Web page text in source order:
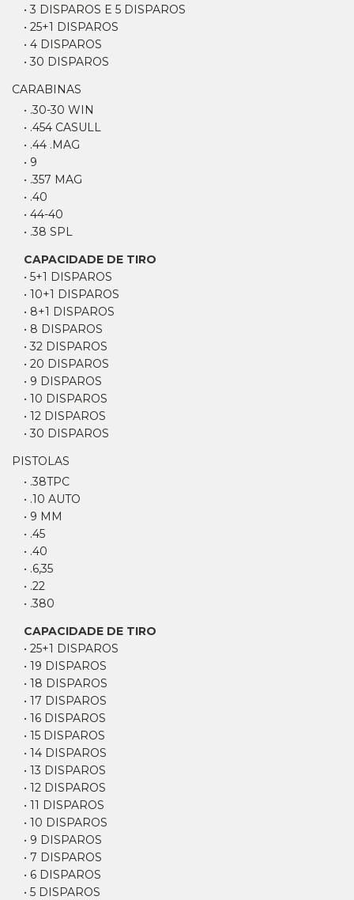
• 3 DISPAROS E 5 DISPAROS
• 25+1 DISPAROS
• 4 DISPAROS
• 30 DISPAROS
CARABINAS
• .30-30 WIN
• .454 CASULL
• .44 .MAG
• 9
• .357 MAG
• .40
• 44-40
• .38 SPL
CAPACIDADE DE TIRO
• 5+1 DISPAROS
• 10+1 DISPAROS
• 8+1 DISPAROS
• 8 DISPAROS
• 32 DISPAROS
• 20 DISPAROS
• 9 DISPAROS
• 10 DISPAROS
• 12 DISPAROS
• 30 DISPAROS
PISTOLAS
• .38TPC
• .10 AUTO
• 9 MM
• .45
• .40
• .6,35
• .22
• .380
CAPACIDADE DE TIRO
• 25+1 DISPAROS
• 19 DISPAROS
• 18 DISPAROS
• 17 DISPAROS
• 16 DISPAROS
• 15 DISPAROS
• 14 DISPAROS
• 13 DISPAROS
• 12 DISPAROS
• 11 DISPAROS
• 10 DISPAROS
• 9 DISPAROS
• 7 DISPAROS
• 6 DISPAROS
• 5 DISPAROS